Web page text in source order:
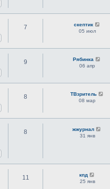
7
скептик
05 июл
9
Рябинка
06 апр
8
ТВзритель
08 мар
8
жжурнал
31 янв
11
кпд
25 янв